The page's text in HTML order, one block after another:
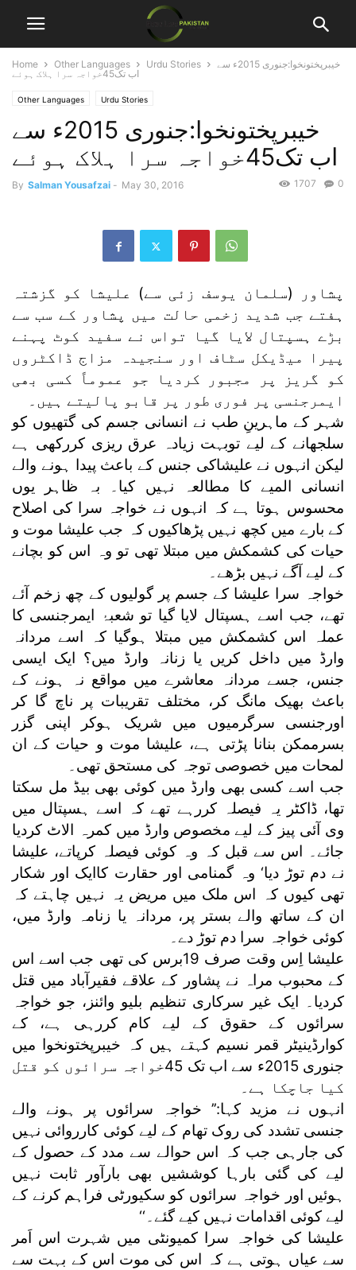
Home Other Languages Urdu Stories
خیبرپختونخوا:جنوری 2015ء سے
اب تک45خواجہ سرا ہلاک ہوئے
Other Languages Urdu Stories
خیبرپختونخوا:جنوری 2015ء سے
اب تک45خواجہ سرا ہلاک ہوئے
By Salman Yousafzai - May 30, 2016 0
1707
پشاور (سلمان یوسف زئی سے) علیشا کو گزشتہ
ہفتے جب شدید زخمی حالت میں پشاور کے سب سے
بڑے ہسپتال لایا گیا تواس نے سفید کوٹ پہنے
پیرا میڈیکل سٹاف اور سنجیدہ مزاج ڈاکٹروں
کو گریز پر مجبور کردیا جو عموماً کسی بھی
ایمرجنسی پر فوری طور پر قابو پالیتے ہیں۔
شہر کے ماہرینِ طب نے انسانی جسم کی گتھیوں کو
سلجھانے کے لیے توبہت زیادہ عرق ریزی کررکھی ہے
لیکن انہوں نے علیشاکی جنس کے باعث پیدا ہونے والے
انسانی المیے کا مطالعہ نہیں کیا۔ بہ ظاہر یوں
محسوس ہوتا ہے کہ انہوں نے خواجہ سرا کی اصلاح
کے بارے میں کچھ نہیں پڑھاکیوں کہ جب علیشا موت و
حیات کی کشمکش میں مبتلا تھی تو وہ اس کو بچانے
کے لیے آگے نہیں بڑھے۔
خواجہ سرا علیشا کے جسم پر گولیوں کے چھ زخم آئے
تھے، جب اسے ہسپتال لایا گیا تو شعبۂ ایمرجنسی کا
عملہ اس کشمکش میں مبتلا ہوگیا کہ اسے مردانہ
وارڈ میں داخل کریں یا زنانہ وارڈ میں؟ ایک ایسی
جنس، جسے مردانہ معاشرے میں مواقع نہ ہونے کے
باعث بھیک مانگ کر، مختلف تقریبات پر ناچ گا کر
اورجنسی سرگرمیوں میں شریک ہوکر اپنی گزر
بسرممکن بنانا پڑتی ہے، علیشا موت و حیات کے ان
لمحات میں خصوصی توجہ کی مستحق تھی۔
جب اسے کسی بھی وارڈ میں کوئی بھی بیڈ مل سکتا
تھا، ڈاکٹر یہ فیصلہ کررہے تھے کہ اسے ہسپتال میں
وی آئی پیز کے لیے مخصوص وارڈ میں کمرہ الاٹ کردیا
جائے۔ اس سے قبل کہ وہ کوئی فیصلہ کرپاتے، علیشا
نے دم توڑ دیا‘ وہ گمنامی اور حقارت کاایک اور شکار
تھی کیوں کہ اس ملک میں مریض یہ نہیں چاہتے کہ
ان کے ساتھ والے بستر پر، مردانہ یا زنامہ وارڈ میں،
کوئی خواجہ سرا دم توڑ دے۔
علیشا اِس وقت صرف 19برس کی تھی جب اسے اس
کے محبوب مراہ نے پشاور کے علاقے فقیرآباد میں قتل
کردیا۔ ایک غیر سرکاری تنظیم بلیو وائنز، جو خواجہ
سرائوں کے حقوق کے لیے کام کررہی ہے، کے
کوارڈینیٹر قمر نسیم کہتے ہیں کہ خیبرپختونخوا میں
جنوری 2015ء سے اب تک 45خواجہ سرائوں کو قتل
کیا جاچکا ہے۔
انہوں نے مزید کہا:’’ خواجہ سرائوں پر ہونے والے
جنسی تشدد کی روک تھام کے لیے کوئی کارروائی نہیں
کی جارہی جب کہ اس حوالے سے مدد کے حصول کے
لیے کی گئی بارہا کوششیں بھی بارآور ثابت نہیں
ہوئیں اور خواجہ سرائوں کو سکیورٹی فراہم کرنے کے
لیے کوئی اقدامات نہیں کیے گئے۔‘‘
علیشا کی خواجہ سرا کمیونٹی میں شہرت اس اَمر
سے عیاں ہوتی ہے کہ اس کی موت اس کے بہت سے